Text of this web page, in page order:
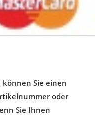
können Sie einen
oder
Sie Ihnen